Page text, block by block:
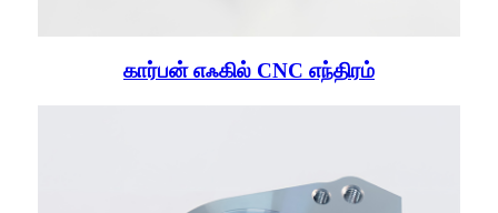
கார்பன் எஃகில் CNC எந்திரம்